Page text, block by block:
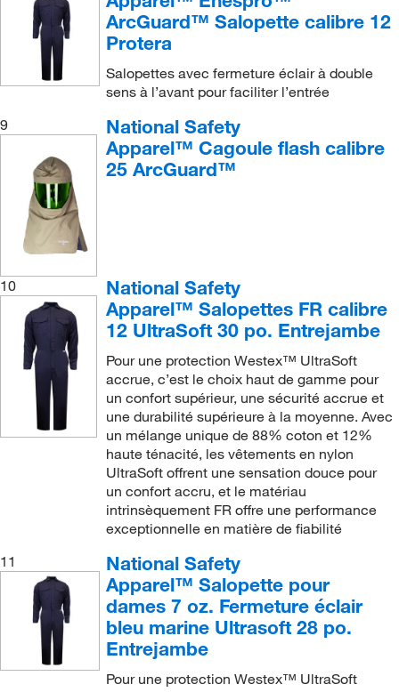
ArcGuard™ Salopette calibre 12
Protera
Salopettes avec fermeture éclair à double
sens à l’avant pour faciliter l’entrée
9
National Safety
Apparel™ Cagoule flash calibre
25 ArcGuard™
10
National Safety
Apparel™ Salopettes FR calibre
12 UltraSoft 30 po. Entrejambe
Pour une protection Westex™ UltraSoft
accrue, c’est le choix haut de gamme pour
un confort supérieur, une sécurité accrue et
une durabilité supérieure à la moyenne. Avec
un mélange unique de 88% coton et 12%
haute ténacité, les vêtements en nylon
UltraSoft offrent une sensation douce pour
un confort accru, et le matériau
intrinsèquement FR offre une performance
exceptionnelle en matière de fiabilité
11
National Safety
Apparel™ Salopette pour
dames 7 oz. Fermeture éclair
bleu marine Ultrasoft 28 po.
Entrejambe
Pour une protection Westex™ UltraSoft